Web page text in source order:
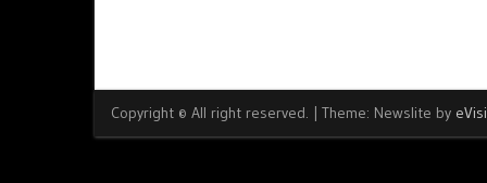
Copyright © All right reserved. | Theme: Newslite by